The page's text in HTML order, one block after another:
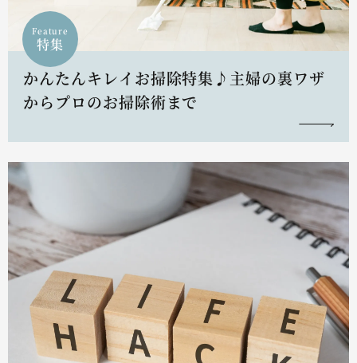
Feature
特集
かんたんキレイお掃除特集♪主婦の裏ワザ
からプロのお掃除術まで